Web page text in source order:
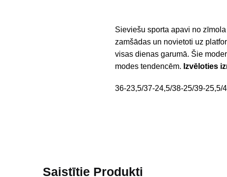
Sieviešu sporta apavi no
zamšādas un novietoti uz
visas dienas garumā. Šie
modes tendencēm. Izvēloties
36-23,5/37-24,5/38-25/39-25,5/
Saistītie Produkti